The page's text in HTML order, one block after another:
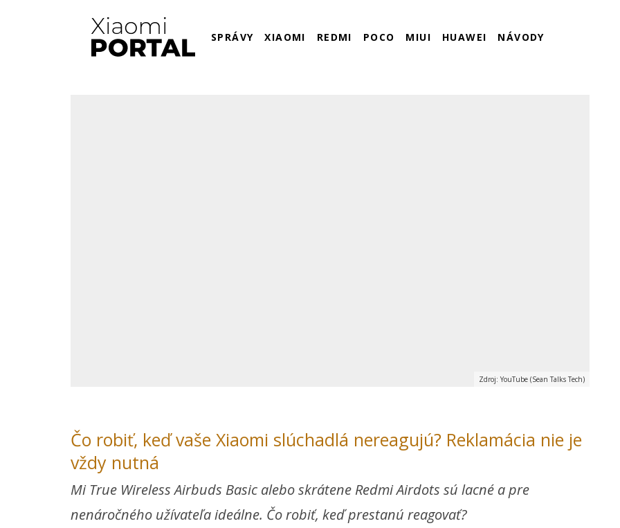
SPRÁVY XIAOMI REDMI POCO MIUI HUAWEI NÁVODY
Zdroj: YouTube (Sean Talks Tech)
Čo robiť, keď vaše Xiaomi slúchadlá nereagujú? Reklamácia nie je
vždy nutná
Mi True Wireless Airbuds Basic alebo skrátene Redmi Airdots sú lacné a pre
nenáročného užívateľa ideálne. Čo robiť, keď prestanú reagovať?